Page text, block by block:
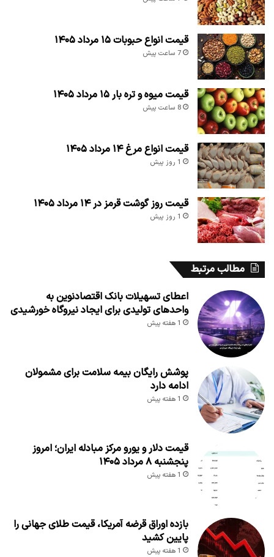
قیمت انواع حبوبات ۱۵ مرداد ۱۴۰۵
7 ساعت پیش
قیمت میوه و تره بار ۱۵ مرداد ۱۴۰۵
8 ساعت پیش
قیمت انواع مرغ ۱۴ مرداد ۱۴۰۵
1 روز پیش
قیمت روز گوشت قرمز در ۱۴ مرداد ۱۴۰۵
1 روز پیش
مطالب مرتبط
اعطای تسهیلات بانک اقتصادنوین به
واحدهای تولیدی برای ایجاد نیروگاه خورشیدی
1 هفته پیش
پوشش رایگان بیمه سلامت برای مشمولان
ادامه دارد
1 هفته پیش
قیمت دلار و یورو مرکز مبادله ایران؛ امروز
پنجشنبه ۸ مرداد ۱۴۰۵
1 هفته پیش
بازده اوراق قرضه آمریکا، قیمت طلای جهانی را
پایین کشید
1 هفته پیش